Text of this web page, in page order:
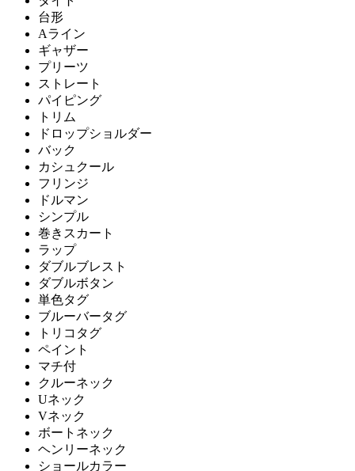
台形
Aライン
ギャザー
プリーツ
ストレート
パイピング
トリム
ドロップショルダー
バック
カシュクール
フリンジ
ドルマン
シンプル
巻きスカート
ラップ
ダブルブレスト
ダブルボタン
単色タグ
ブルーバータグ
トリコタグ
ペイント
マチ付
クルーネック
Uネック
Vネック
ボートネック
ヘンリーネック
ショールカラー